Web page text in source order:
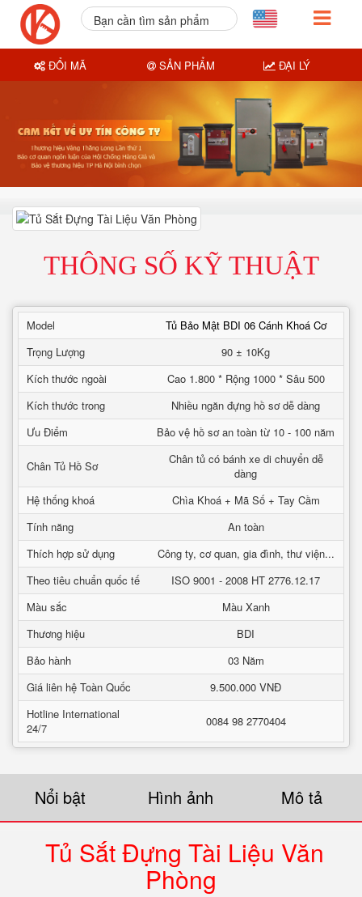
THÔNG SỐ KỸ THUẬT
Model
Tủ Bảo Mật BDI 06 Cánh Khoá Cơ
Trọng Lượng
90 ± 10Kg
Kích thước ngoài
Cao 1.800 * Rộng 1000 * Sâu 500
Kích thước trong
Nhiều ngăn đựng hồ sơ dễ dàng
Ưu Điểm
Bảo vệ hồ sơ an toàn từ 10 - 100 năm
Chân Tủ Hồ Sơ
Chân tủ có bánh xe di chuyển dễ
dàng
Hệ thống khoá
Chìa Khoá + Mã Số + Tay Cầm
Tính năng
An toàn
Thích hợp sử dụng
Công ty, cơ quan, gia đình, thư viện...
Theo tiêu chuẩn quốc tế
ISO 9001 - 2008 HT 2776.12.17
Màu sắc
Màu Xanh
Thương hiệu
BDI
Bảo hành
03 Năm
Giá liên hệ Toàn Quốc
9.500.000 VNĐ
Hotline International
24/7
0084 98 2770404
Nổi bật Hình ảnh Mô tả
Tủ Sắt Đựng Tài Liệu Văn
Phòng
Bạn cần tìm sản phẩm
ĐỔI MÃ SẢN PHẨM ĐẠI LÝ